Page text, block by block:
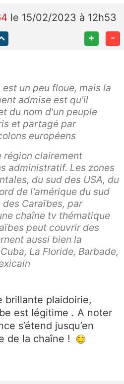
le 15/02/2023 à 12h53
+ -
un peu floue, mais la
admise est qu'il
du nom d'un peuple
et partagé par
européens
région clairement
administratif. Les zones
du sud des USA, du
de l'amérique du sud
Caraïbes, par
chaîne tv thématique
peut couvrir des
aussi bien la
La Floride, Barbade,
brillante plaidoirie,
est légitime . A noter
s’étend jusqu’en
de la chaîne !